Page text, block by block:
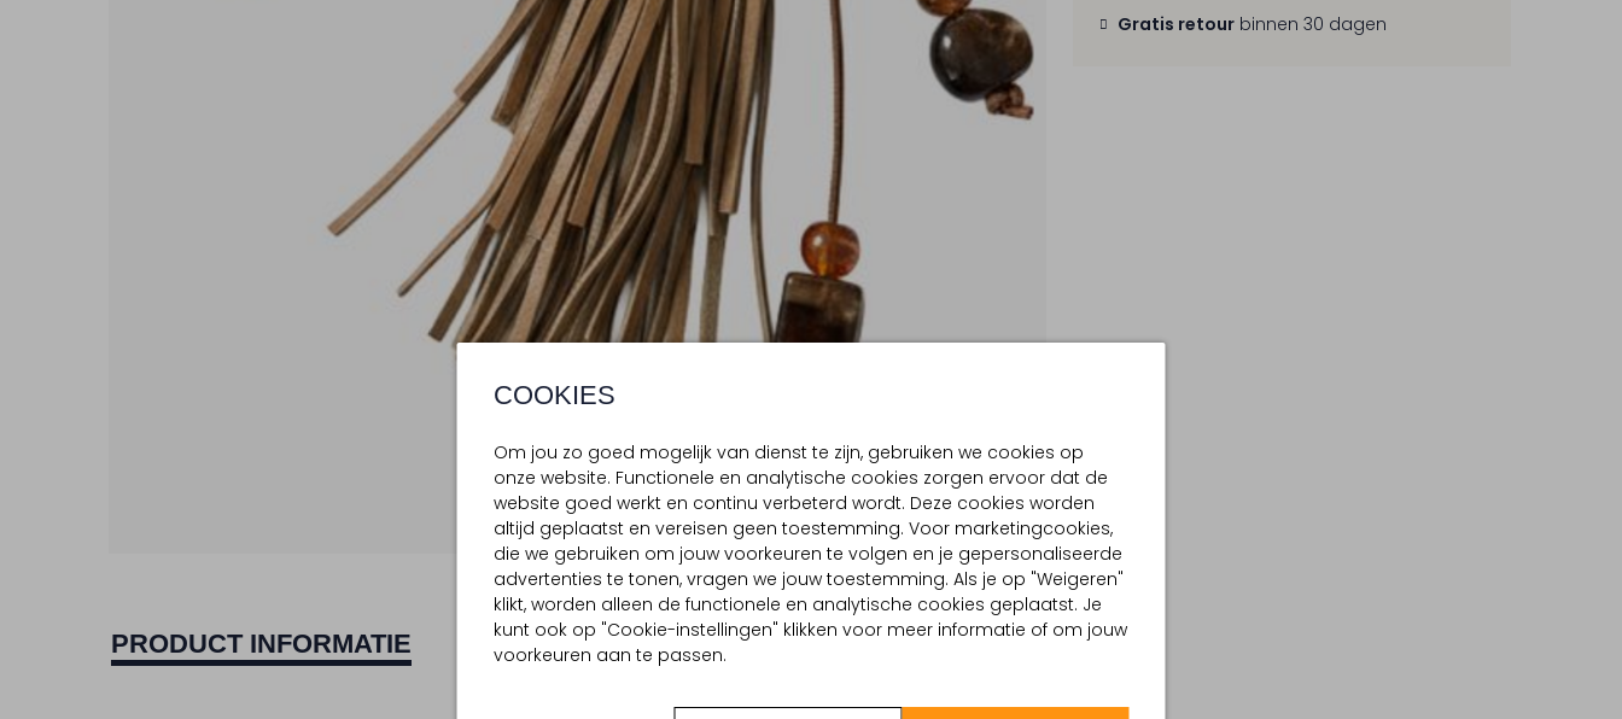
COOKIES
Om jou zo goed mogelijk van dienst te zijn, gebruiken we cookies op
onze website. Functionele en analytische cookies zorgen ervoor dat de
website goed werkt en continu verbeterd wordt. Deze cookies worden
altijd geplaatst en vereisen geen toestemming. Voor marketingcookies,
die we gebruiken om jouw voorkeuren te volgen en je gepersonaliseerde
advertenties te tonen, vragen we jouw toestemming. Als je op "Weigeren"
klikt, worden alleen de functionele en analytische cookies geplaatst. Je
kunt ook op "Cookie-instellingen" klikken voor meer informatie of om jouw
voorkeuren aan te passen.
Gratis retour binnen 30 dagen
PRODUCT INFORMATIE BEZORGEN & RETOURNEREN